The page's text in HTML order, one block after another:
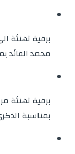
برقية تهنئة
محمد الفائد
برقية تهنئة
بمناسبة